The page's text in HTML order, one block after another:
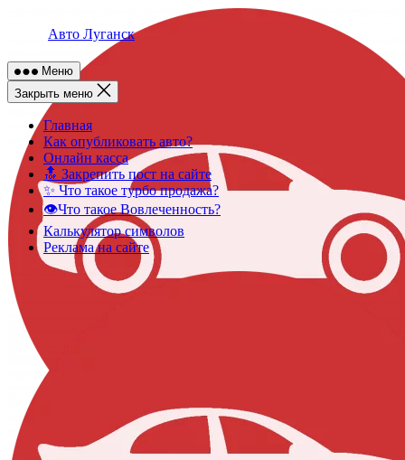
Авто Луганск
Меню
Закрыть меню
Главная
Как опубликовать авто?
Онлайн касса
🔝 Закрепить пост на сайте
✨ Что такое турбо продажа?
👁️Что такое Вовлеченность?
Калькулятор символов
Реклама на сайте